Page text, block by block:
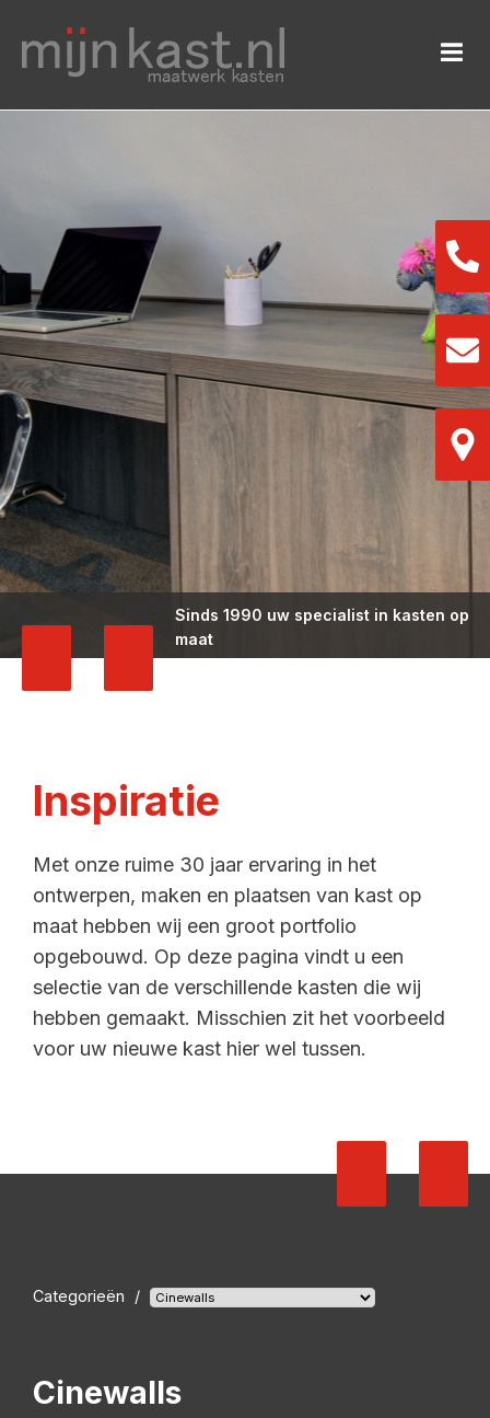
Sinds 1990 uw specialist in kasten op
maat
Inspiratie
Met onze ruime 30 jaar ervaring in het
ontwerpen, maken en plaatsen van kast op
maat hebben wij een groot portfolio
opgebouwd. Op deze pagina vindt u een
selectie van de verschillende kasten die wij
hebben gemaakt. Misschien zit het voorbeeld
voor uw nieuwe kast hier wel tussen.
Categorieën /
Cinewalls